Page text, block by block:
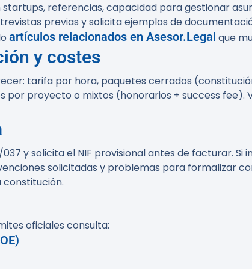
referencias, capacidad para gestionar
previas y solicita ejemplos de
artículos relacionados en Asesor.Legal que
y costes
tarifa por hora, paquetes cerrados
por proyecto o mixtos (honorarios + success
y solicita el NIF provisional antes de facturar.
solicitadas y problemas para formalizar
constitución.
oficiales consulta: